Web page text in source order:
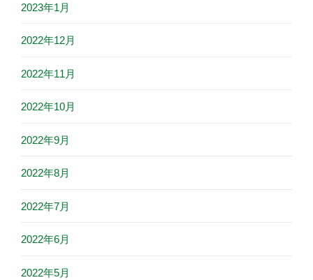
2023年1月
2022年12月
2022年11月
2022年10月
2022年9月
2022年8月
2022年7月
2022年6月
2022年5月